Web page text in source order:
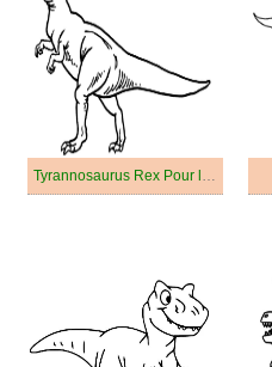
Tyrannosaurus Rex Pour les Enfants